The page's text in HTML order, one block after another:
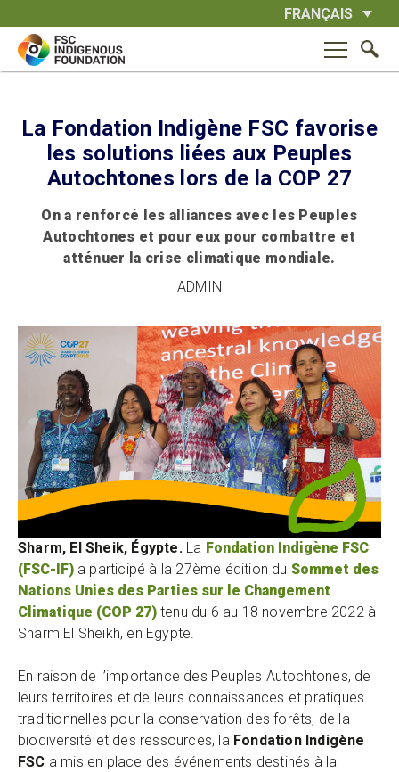
to
content
FRANÇAIS
La Fondation Indigène FSC favorise
les solutions liées aux Peuples
Autochtones lors de la COP 27
On a renforcé les alliances avec les Peuples
Autochtones et pour eux pour combattre et
atténuer la crise climatique mondiale.
ADMIN
Sharm, El Sheik, Égypte.La Fondation Indigène FSC
(FSC-IF) a participé à la 27ème édition du Sommet des
Nations Unies des Parties sur le Changement
Climatique (COP 27) tenu du 6 au 18 novembre 2022 à
Sharm El Sheikh, en Egypte.
En raison de l’importance des Peuples Autochtones, de
leurs territoires et de leurs connaissances et pratiques
traditionnelles pour la conservation des forêts, de la
biodiversité et des ressources, la Fondation Indigène
FSC a mis en place des événements destinés à la